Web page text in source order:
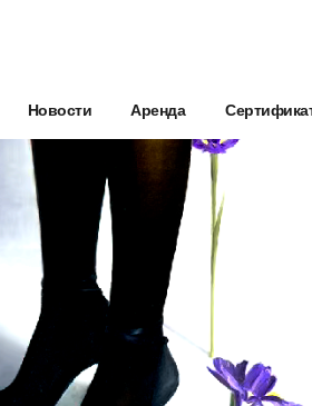
Аренда
Новости